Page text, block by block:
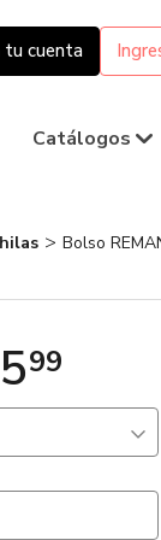
tu cuenta
Catálogos
Bolso
99
372 un.
256 un.